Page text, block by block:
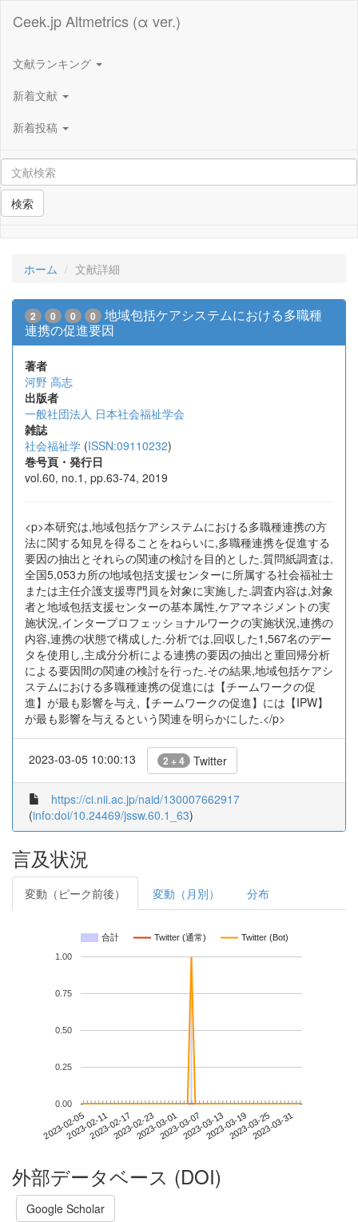
Ceek.jp Altmetrics (α ver.)
文献ランキング
新着文献
新着投稿
検索
ホーム 文献詳細
2 0 0 0
地域包括ケアシステムにおける多職種
連携の促進要因
著者
河野 高志
出版者
一般社団法人 日本社会福祉学会
雑誌
社会福祉学 (ISSN:09110232)
巻号頁・発行日
vol.60, no.1, pp.63-74, 2019
<p>本研究は,地域包括ケアシステムにおける多職種連携の方
法に関する知見を得ることをねらいに,多職種連携を促進する
要因の抽出とそれらの関連の検討を目的とした.質問紙調査は,
全国5,053カ所の地域包括支援センターに所属する社会福祉士
または主任介護支援専門員を対象に実施した.調査内容は,対象
者と地域包括支援センターの基本属性,ケアマネジメントの実
施状況,インタープロフェッショナルワークの実施状況,連携の
内容,連携の状態で構成した.分析では,回収した1,567名のデー
タを使用し,主成分分析による連携の要因の抽出と重回帰分析
による要因間の関連の検討を行った.その結果,地域包括ケアシ
ステムにおける多職種連携の促進には【チームワークの促
進】が最も影響を与え,【チームワークの促進】には【IPW】
が最も影響を与えるという関連を明らかにした.</p>
2023-03-05 10:00:13 2 + 4 Twitter
https://ci.nii.ac.jp/naid/130007662917
(info:doi/10.24469/jssw.60.1_63)
言及状況
変動（ピーク前後） 変動（月別） 分布
合計 Twitter (通常) Twitter (Bot)
2023-02-052023-02-112023-02-172023-02-232023-03-012023-03-072023-03-132023-03-192023-03-252023-03-31
0.00
0.25
0.50
0.75
1.00
外部データベース (DOI)
Google Scholar